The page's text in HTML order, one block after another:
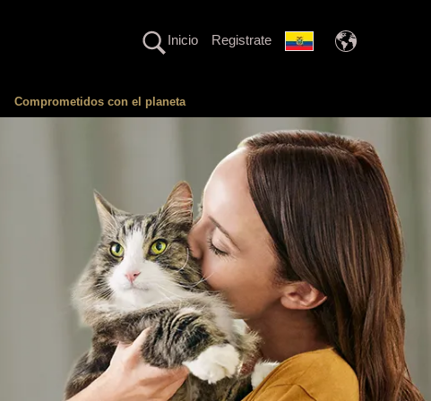
Inicio Registrate
Comprometidos con el planeta